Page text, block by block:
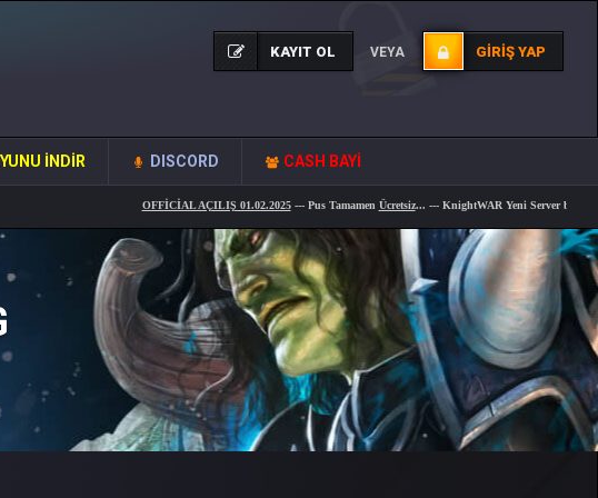
KAYIT OL VEYA GIRIŞ YAP
İNDIR DISCORD CASH BAYİ
OFFİCİAL AÇILIŞ 01.02.2025--- Pus TamamenÜcretsiz ... --- KnightWAR Yeni Server bug,hile